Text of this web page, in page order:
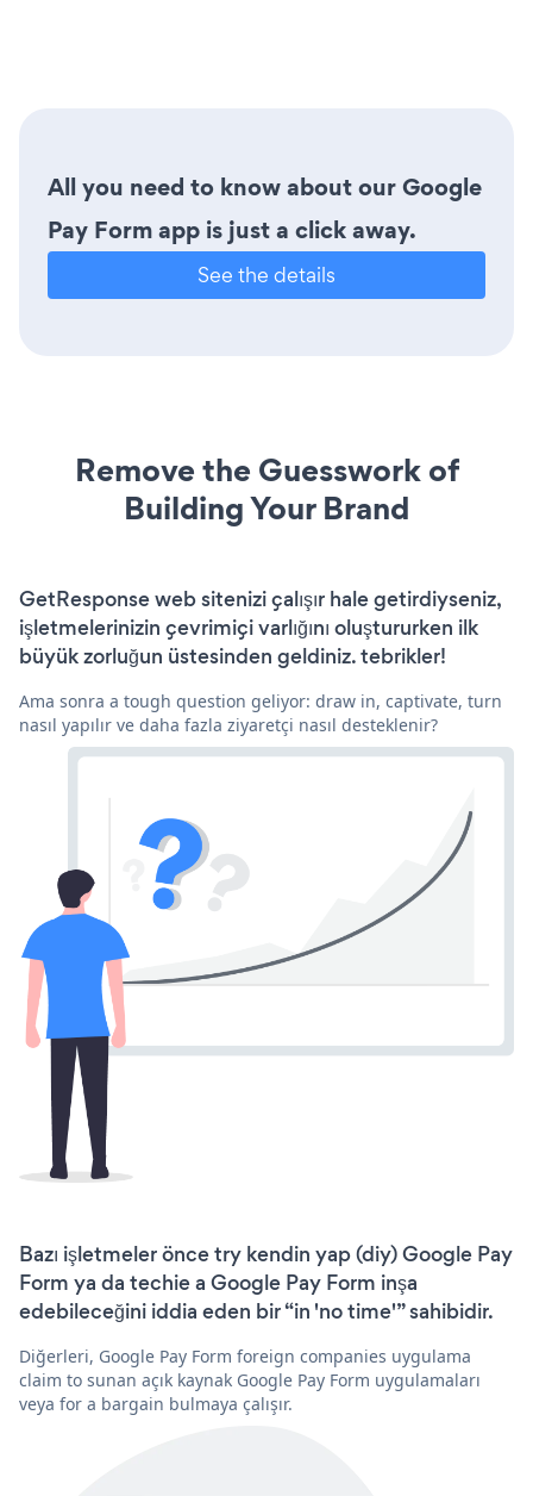
All you need to know about our Google
Pay Form app is just a click away.
See the details
Remove the Guesswork of
Building Your Brand
GetResponse web sitenizi çalışır hale getirdiyseniz,
işletmelerinizin çevrimiçi varlığını oluştururken ilk
büyük zorluğun üstesinden geldiniz. tebrikler!
Ama sonra a tough question geliyor: draw in, captivate, turn
nasıl yapılır ve daha fazla ziyaretçi nasıl desteklenir?
Bazı işletmeler önce try kendin yap (diy) Google Pay
Form ya da techie a Google Pay Form inşa
edebileceğini iddia eden bir “in 'no time'” sahibidir.
Diğerleri, Google Pay Form foreign companies uygulama
claim to sunan açık kaynak Google Pay Form uygulamaları
veya for a bargain bulmaya çalışır.